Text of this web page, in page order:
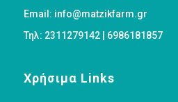
Email: info@matzikfarm.gr
Τηλ: 2311279142 | 6986181857
Χρήσιμα Links